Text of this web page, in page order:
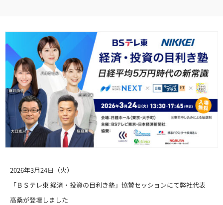
2026年3月24日（火）
「ＢＳテレ東 経済・投資の目利き塾」協賛セッションにて弊社代表
高桑が登壇しました